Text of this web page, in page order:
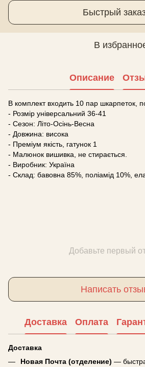
Быстрый
В
Описание
В комплект входить 10 пар шкарпеток,
- Розмір універсальний 36-41
- Сезон: Літо-Осінь-Весна
- Довжина: висока
- Преміум якість, гатунок 1
- Малюнок вишивка, не стирається.
- Виробник: Україна
- Склад: бавовна 85%, поліамід 10%,
Добавьте первый
Написать
Доставка Оплата
Доставка
Новая Почта (отделение) —